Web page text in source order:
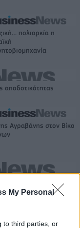
My Personal
to third parties, or
πολιορκία η
Αγραβάνης στον Βίκο